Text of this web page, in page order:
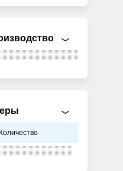
Количество